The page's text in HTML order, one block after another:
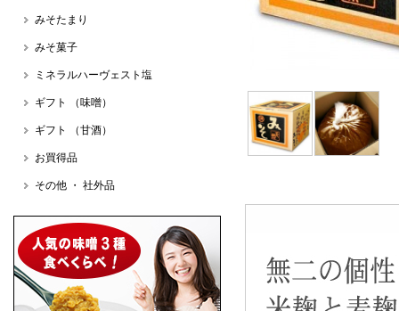
みそたまり
みそ菓子
ミネラルハーヴェスト塩
ギフト （味噌）
ギフト （甘酒）
お買得品
その他 ・ 社外品